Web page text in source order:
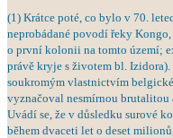
(1) Krátce poté, co bylo v 70.
neprobádané povodí řeky
o první kolonii na tomto území;
právě kryje s životem bl.
soukromým vlastnictvím
vyznačoval nesmírnou brutalitou
Uvádí se, že v důsledku surové
během dvaceti let o deset